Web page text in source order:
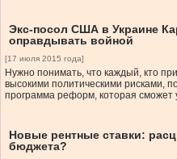
Экс-посол США в Украине
оправдывать войной
[17 июля 2015 года]
Нужно понимать, что каждый, кто
высокими политическими рисками,
программа реформ, которая сможет
Новые рентные ставки:
бюджета?